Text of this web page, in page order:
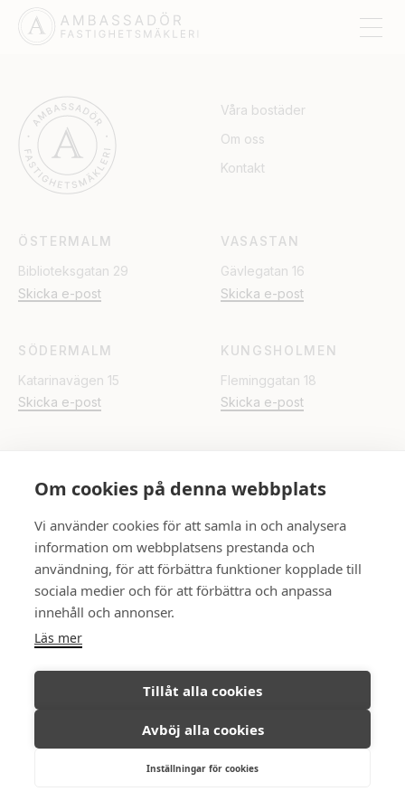
Om cookies på denna webbplats
Vi använder cookies för att samla in och analysera
information om webbplatsens prestanda och
användning, för att förbättra funktioner kopplade till
sociala medier och för att förbättra och anpassa
innehåll och annonser.
Läs mer
Tillåt alla cookies
Avböj alla cookies
Inställningar för cookies
STENHAMRA
Våra bostäder
Om oss
Kontakt
ÖSTERMALM
Biblioteksgatan 29
Skicka e-post
VASASTAN
Gävlegatan 16
Skicka e-post
SÖDERMALM
Katarinavägen 15
Skicka e-post
KUNGSHOLMEN
Fleminggatan 18
Skicka e-post
Rådhuset
FÖLJ OSS
Ambassadör Fastighetsmäkleri © All
rights reserved, 2026.